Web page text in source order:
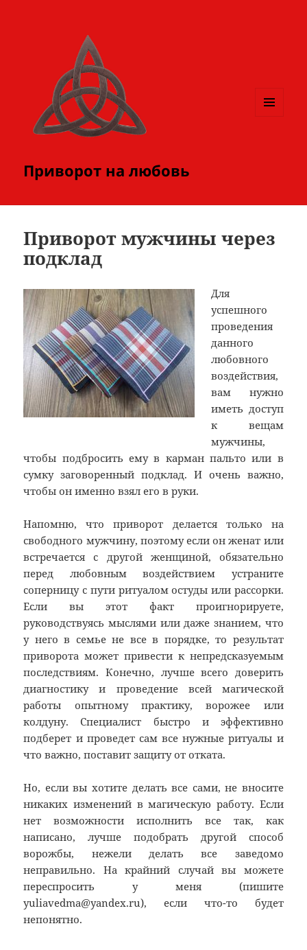
Приворот на любовь
Приворот мужчины через
подклад
Для
успешного
проведения
данного
любовного
воздействия,
вам нужно
иметь доступ
к вещам
мужчины,
чтобы подбросить ему в карман пальто или в
сумку заговоренный подклад. И очень важно,
чтобы он именно взял его в руки.
Напомню, что приворот делается только на
свободного мужчину, поэтому если он женат или
встречается с другой женщиной, обязательно
перед любовным воздействием устраните
соперницу с пути ритуалом остуды или рассорки.
Если вы этот факт проигнорируете,
руководствуясь мыслями или даже знанием, что
у него в семье не все в порядке, то результат
приворота может привести к непредсказуемым
последствиям. Конечно, лучше всего доверить
диагностику и проведение всей магической
работы опытному практику, ворожее или
колдуну. Специалист быстро и эффективно
подберет и проведет сам все нужные ритуалы и
что важно, поставит защиту от отката.
Но, если вы хотите делать все сами, не вносите
никаких изменений в магическую работу. Если
нет возможности исполнить все так, как
написано, лучше подобрать другой способ
ворожбы, нежели делать все заведомо
неправильно. На крайний случай вы можете
переспросить у меня (пишите
yuliavedma@yandex.ru), если что-то будет
непонятно.